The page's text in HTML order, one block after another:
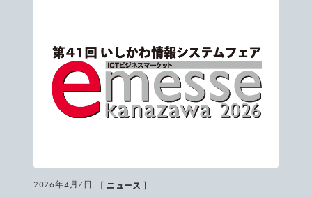
2026年4月7日 ［ ニュース ］